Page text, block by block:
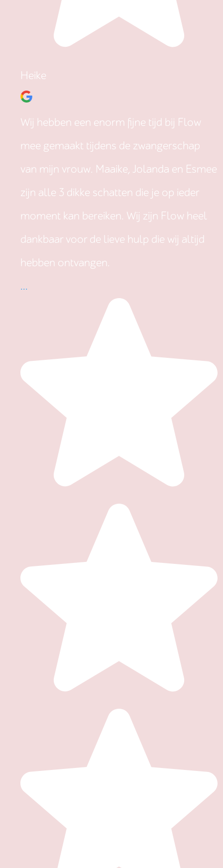
Heike
Wij hebben een enorm fijne tijd bij Flow
mee gemaakt tijdens de zwangerschap
van mijn vrouw. Maaike, Jolanda en Esmee
zijn alle 3 dikke schatten die je op ieder
moment kan bereiken. Wij zijn Flow heel
dankbaar voor de lieve hulp die wij altijd
hebben ontvangen.
...